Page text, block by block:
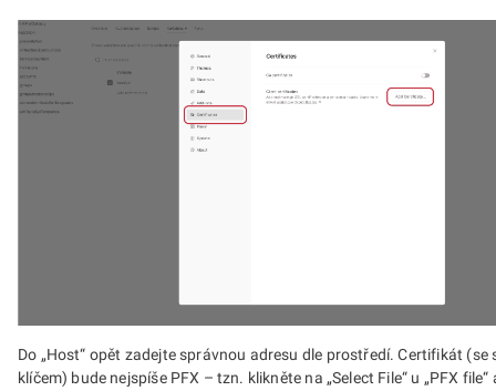
Do „Host“ opět zadejte správnou adresu dle prostředí. Certifikát (se
klíčem) bude nejspíše PFX – tzn. klikněte na „Select File“ u „PFX file“